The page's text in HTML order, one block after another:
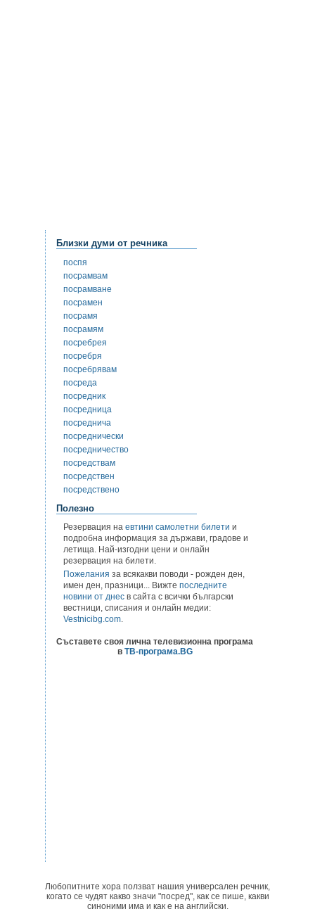
Близки думи от речника
поспя
посрамвам
посрамване
посрамен
посрамя
посрамям
посребрея
посребря
посребрявам
посреда
посредник
посредница
посреднича
посреднически
посредничество
посредствам
посредствен
посредствено
Полезно
Резервация на евтини самолетни билети и
подробна информация за държави, градове и
летища. Най-изгодни цени и онлайн
резервация на билети.
Пожелания за всякакви поводи - рожден ден,
имен ден, празници... Вижте последните
новини от днес в сайта с всички български
вестници, списания и онлайн медии:
Vestnicibg.com.
Съставете своя лична телевизионна програма
в ТВ-програма.BG
Любопитните хора ползват нашия универсален речник,
когато се чудят какво значи "посред", как се пише, какви
синоними има и как е на английски.